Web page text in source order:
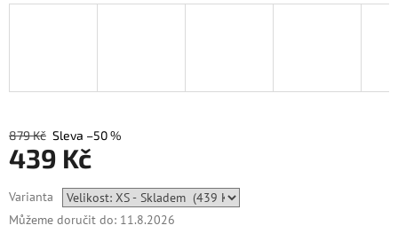
879 Kč –50 %
439 Kč
cena:
Varianta
Můžeme doručit do: 11.8.2026